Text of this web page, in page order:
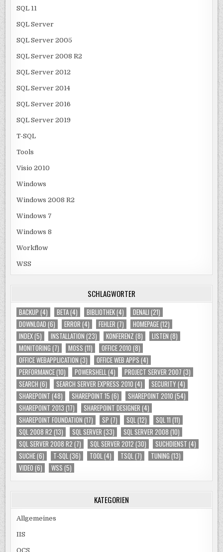
SQL 11
SQL Server
SQL Server 2005
SQL Server 2008 R2
SQL Server 2012
SQL Server 2014
SQL Server 2016
SQL Server 2019
T-SQL
Tools
Visio 2010
Windows
Windows 2008 R2
Windows 7
Windows 8
Workflow
WSS
SCHLAGWÖRTER
BACKUP (4) BETA(4) BIBLIOTHEK(4) DENALI (21)
DOWNLOAD (6) ERROR (4) FEHLER (7) HOMEPAGE(12)
INDEX(5) INSTALLATION (23) KONFERENZ (8) LISTEN (8)
MONITORING (7) MOSS (11) OFFICE 2010 (8)
OFFICE WEBAPPLICATION (3) OFFICE WEB APPS (4)
PERFORMANCE(10) POWERSHELL (4) PROJECT SERVER 2007 (3)
SEARCH (6) SEARCH SERVER EXPRESS 2010 (4) SECURITY(4)
SHAREPOINT (48) SHAREPOINT 15 (6) SHAREPOINT 2010 (54)
SHAREPOINT 2013 (17) SHAREPOINT DESIGNER (4)
SHAREPOINT FOUNDATION (17) SP (7) SQL (12) SQL 11 (11)
SQL 2008 R2 (13) SQL SERVER (33) SQL SERVER 2008 (10)
SQL SERVER 2008 R2 (7) SQL SERVER 2012 (30) SUCHDIENST (4)
SUCHE(6) T-SQL (36) TOOL (4) TSQL (7) TUNING (13)
VIDEO (6) WSS (5)
KATEGORIEN
Allgemeines
IIS
OCS